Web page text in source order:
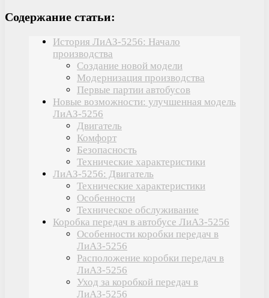
Содержание статьи:
История ЛиАЗ-5256: Начало
производства
Создание новой модели
Модернизация производства
Первые партии автобусов
Новые возможности: улучшенная модель
ЛиАЗ-5256
Двигатель
Комфорт
Безопасность
Технические характеристики
ЛиАЗ-5256: Двигатель
Технические характеристики
Особенности
Техническое обслуживание
Коробка передач в автобусе ЛиАЗ-5256
Особенности коробки передач в
ЛиАЗ-5256
Расположение коробки передач в
ЛиАЗ-5256
Уход за коробкой передач в
ЛиАЗ-5256